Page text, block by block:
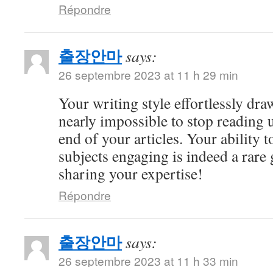
Répondre
출장안마says:
26 septembre 2023 at 11 h 29 min
Your writing style effortlessly
nearly impossible to stop reading
end of your articles. Your ability
subjects engaging is indeed a
sharing your expertise!
Répondre
출장안마says:
26 septembre 2023 at 11 h 33 min